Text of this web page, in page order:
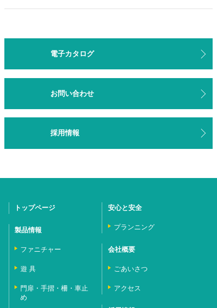
電子カタログ
お問い合わせ
採用情報
トップページ
製品情報
ファニチャー
遊 具
門扉・手摺・柵・車止
め
安心と安全
プランニング
会社概要
ごあいさつ
アクセス